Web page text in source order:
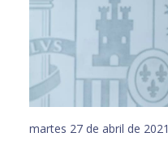
martes 27 de abril de 2021